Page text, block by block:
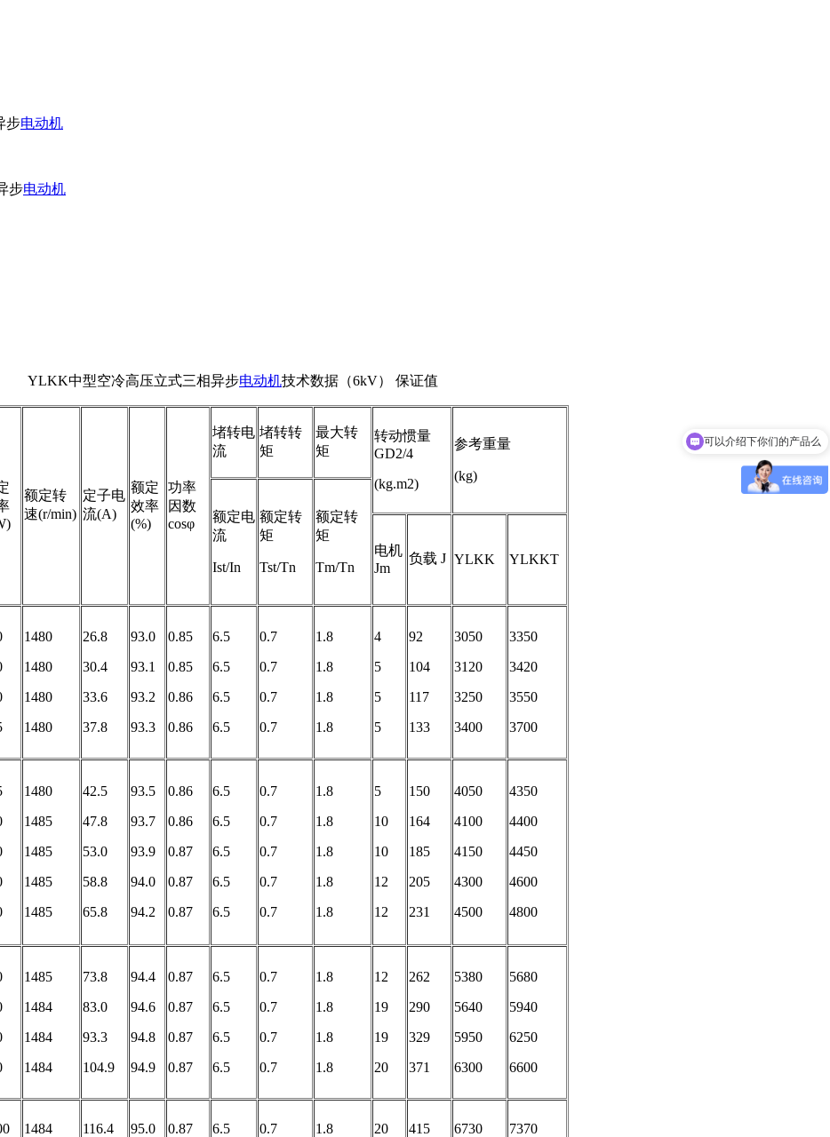
步电动机
步电动机
YLKK中型空冷高压立式三相异步电动机技术数据（6kV） 保证值
额定转
速(r/min)
定子电
流(A)
额定
效率
(%)
功率
因数
cosφ
堵转电
流
堵转转
矩
最大转
矩
转动惯量
GD2/4
(kg.m2)
参考重量
(kg)
额定电
流
Ist/In
额定转
矩
Tst/Tn
额定转
矩
Tm/Tn
电机
Jm
负载 J YLKK YLKKT
1480
1480
1480
1480
26.8
30.4
33.6
37.8
93.0
93.1
93.2
93.3
0.85
0.85
0.86
0.86
6.5
6.5
6.5
6.5
0.7
0.7
0.7
0.7
1.8
1.8
1.8
1.8
4
5
5
5
92
104
117
133
3050
3120
3250
3400
3350
3420
3550
3700
1480
1485
1485
1485
1485
42.5
47.8
53.0
58.8
65.8
93.5
93.7
93.9
94.0
94.2
0.86
0.86
0.87
0.87
0.87
6.5
6.5
6.5
6.5
6.5
0.7
0.7
0.7
0.7
0.7
1.8
1.8
1.8
1.8
1.8
5
10
10
12
12
150
164
185
205
231
4050
4100
4150
4300
4500
4350
4400
4450
4600
4800
1485
1484
1484
1484
73.8
83.0
93.3
104.9
94.4
94.6
94.8
94.9
0.87
0.87
0.87
0.87
6.5
6.5
6.5
6.5
0.7
0.7
0.7
0.7
1.8
1.8
1.8
1.8
12
19
19
20
262
290
329
371
5380
5640
5950
6300
5680
5940
6250
6600
1484
116.4
95.0
0.87
6.5
0.7
1.8
20
415
6730
7370
可以介绍下你们的产品么